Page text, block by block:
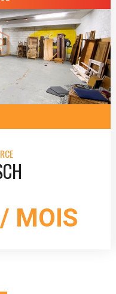
MOIS